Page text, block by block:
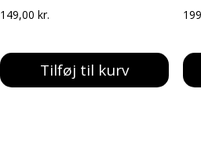
149,00 kr.
Tilføj til kurv